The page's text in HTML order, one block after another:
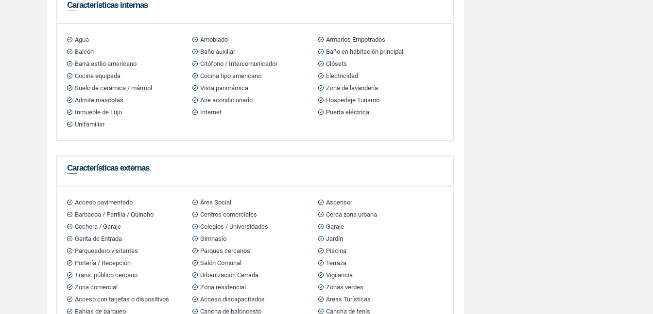
Características internas
Agua Amoblado
Armarios Empotrados
Balcón
Baño auxiliar
Baño en habitación principal
Barra estilo americano
Citófono / Intercomunicador
Clósets
Cocina equipada
Cocina tipo americano
Electricidad
Suelo de cerámica / mármol
Vista panorámica
Zona de lavandería
Admite mascotas
Aire acondicionado
Hospedaje Turismo
Inmueble de Lujo
Internet
Puerta eléctrica
Unifamiliar
Características externas
Acceso pavimentado Área Social
Ascensor
Barbacoa / Parrilla / Quincho
Centros comerciales
Cerca zona urbana
Cochera / Garaje
Colegios / Universidades
Garaje
Garita de Entrada
Gimnasio
Jardín
Parqueadero visitantes
Parques cercanos
Piscina
Portería / Recepción
Salón Comunal
Terraza
Trans. público cercano
Urbanización Cerrada
Vigilancia
Zona comercial
Zona residencial
Zonas verdes
Acceso con tarjetas o dispositivos
Acceso discapacitados
Áreas Turísticas
Bahias de parqueo
Cancha de baloncesto
Cancha de tenis